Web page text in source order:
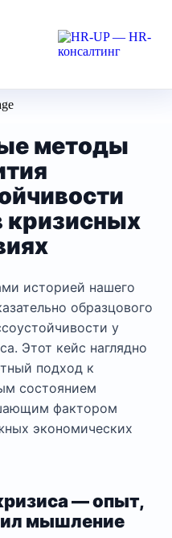
методы
кризисных
историей нашего
образцового
у
Этот кейс наглядно
подход к
состоянием
фактором
экономических
— опыт,
мышление